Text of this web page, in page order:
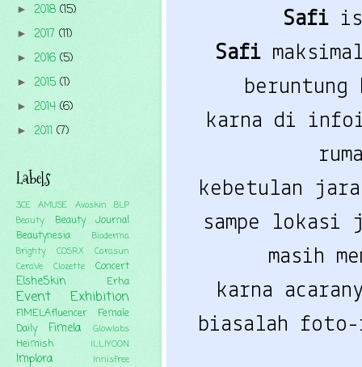
Safi
Safi
karna di
kebetulan
sampe lokasi
masih
karna
biasalah
► 2018 (15)
► 2017 (11)
► 2016 (5)
► 2015 (1)
► 2014 (6)
► 2011 (7)
Labels
3CE AMUSE Avoskin BLP
Beauty
Beauty Journal
Beautynesia
Bioderma
Brighty
COSRX
Carasun
CeraVe
Clozette Concert
ElsheSkin Erha
Event Exhibition
FIMELAfluencer
Female
Daily
Fimela Glowlabs
Heimish ILLIYOON
Implora
Innisfree